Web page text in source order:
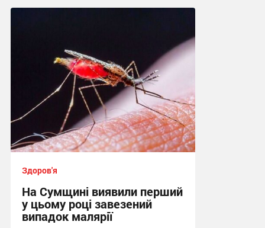
Здоров'я
На Сумщині виявили перший
у цьому році завезений
випадок малярії